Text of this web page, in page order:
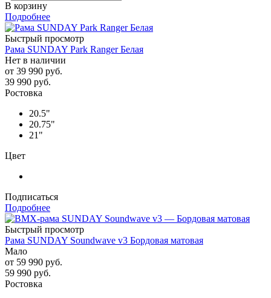
В корзину
Подробнее
Быстрый просмотр
Рама SUNDAY Park Ranger Белая
Нет в наличии
от 39 990 руб.
39 990 руб.
Ростовка
20.5"
20.75"
21"
Цвет
Подписаться
Подробнее
Быстрый просмотр
Рама SUNDAY Soundwave v3 Бордовая матовая
Мало
от 59 990 руб.
59 990 руб.
Ростовка